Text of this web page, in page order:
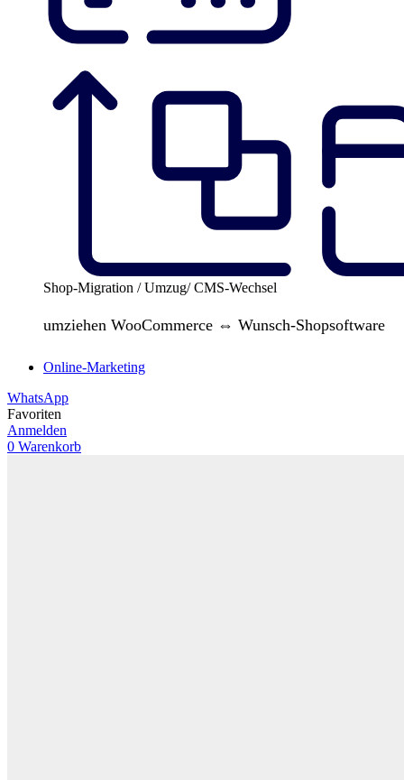
Shop-Migration / Umzug/ CMS-Wechsel
umziehen WooCommerce ⇔ Wunsch-Shopsoftware
Online-Marketing
WhatsApp
Favoriten
Anmelden
0 Warenkorb